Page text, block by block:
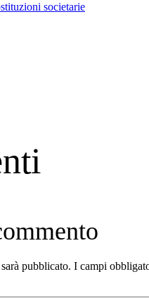
societarie
pubblicato. I campi